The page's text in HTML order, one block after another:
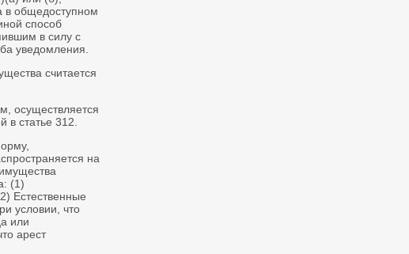
в общедоступном
способ
в силу с
уведомления.
считается
осуществляется
статье 312.
на
(1)
Естественные
условии, что
или
арест